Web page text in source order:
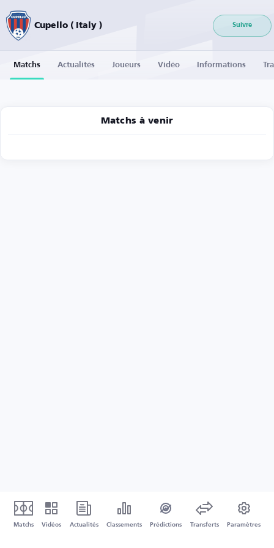
Cupello ( Italy ) Suivre
Matchs Actualités Joueurs Vidéo Informations
Matchs à venir
Matchs Vidéos Actualités Classements Prédictions Transferts Paramètres